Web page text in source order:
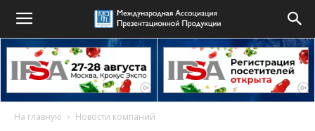
На главную Новости компаний